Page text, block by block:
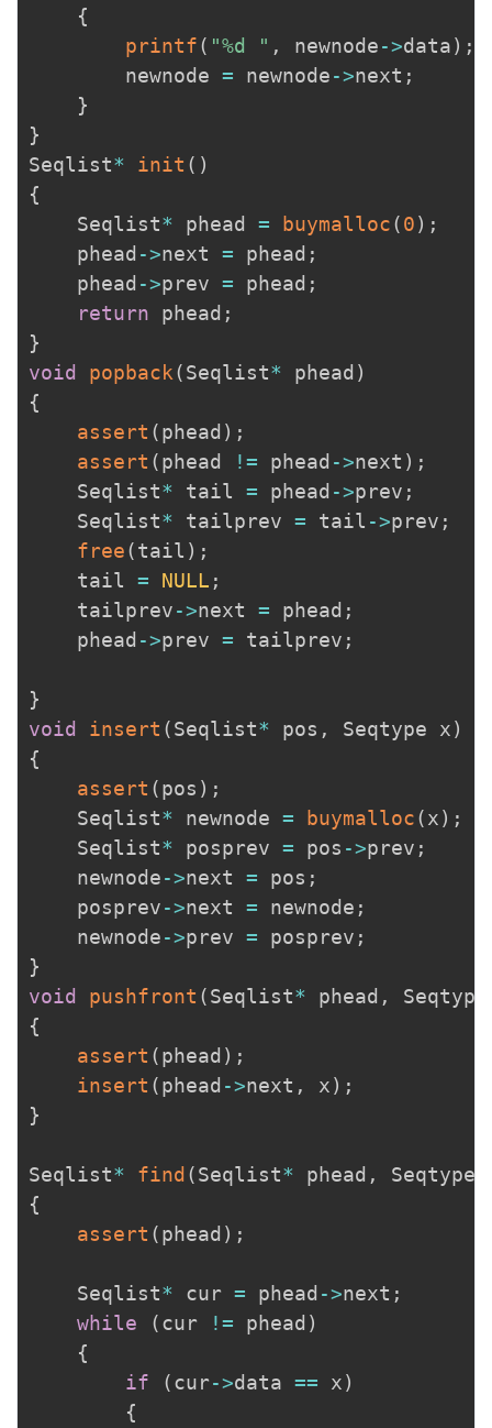
{
printf( "%d " , newnode->data) ;
		newnode
= newnode->next ;
}
}
Seqlist* init ( )
{
	Seqlist
* phead = buymalloc(0) ;
	phead
->next = phead ;
	phead
->prev = phead ;
return phead ;
}
void
popback(Seqlist* phead )
{
assert (phead ) ;
assert (phead != phead ->next ) ;
	Seqlist
* tail = phead ->prev ;
	Seqlist
* tailprev = tail ->prev ;
free(tail ) ;
	tail
= NULL ;
	tailprev
->next = phead ;
	phead
->prev = tailprev ;
}
void
insert (Seqlist* pos , Seqtype x)
{
assert (pos ) ;
	Seqlist
* newnode = buymalloc(x) ;
	Seqlist
* posprev = pos ->prev ;
	newnode
->next = pos ;
	posprev
->next = newnode ;
	newnode
->prev = posprev ;
}
void
pushfront (Seqlist* phead ,
{
assert (phead ) ;
insert (phead ->next , x) ;
}
Seqlist* find (Seqlist* phead ,
Seqtype
{
assert (phead ) ;
	Seqlist
* cur = phead ->next ;
while
(cur != phead )
{
if
(cur->data == x)
{